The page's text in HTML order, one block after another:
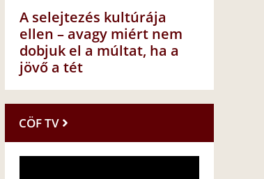
A selejtezés kultúrája
ellen – avagy miért nem
dobjuk el a múltat, ha a
jövő a tét
CÖF TV